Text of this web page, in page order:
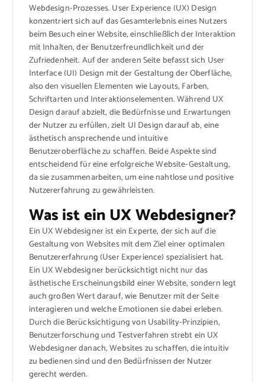
Webdesign-Prozesses. User Experience (UX) Design
konzentriert sich auf das Gesamterlebnis eines Nutzers
beim Besuch einer Website, einschließlich der Interaktion
mit Inhalten, der Benutzerfreundlichkeit und der
Zufriedenheit. Auf der anderen Seite befasst sich User
Interface (UI) Design mit der Gestaltung der Oberfläche,
also den visuellen Elementen wie Layouts, Farben,
Schriftarten und Interaktionselementen. Während UX
Design darauf abzielt, die Bedürfnisse und Erwartungen
der Nutzer zu erfüllen, zielt UI Design darauf ab, eine
ästhetisch ansprechende und intuitive
Benutzeroberfläche zu schaffen. Beide Aspekte sind
entscheidend für eine erfolgreiche Website-Gestaltung,
da sie zusammenarbeiten, um eine nahtlose und positive
Nutzererfahrung zu gewährleisten.
Was ist ein UX Webdesigner?
Ein UX Webdesigner ist ein Experte, der sich auf die
Gestaltung von Websites mit dem Ziel einer optimalen
Benutzererfahrung (User Experience) spezialisiert hat.
Ein UX Webdesigner berücksichtigt nicht nur das
ästhetische Erscheinungsbild einer Website, sondern legt
auch großen Wert darauf, wie Benutzer mit der Seite
interagieren und welche Emotionen sie dabei erleben.
Durch die Berücksichtigung von Usability-Prinzipien,
Benutzerforschung und Testverfahren strebt ein UX
Webdesigner danach, Websites zu schaffen, die intuitiv
zu bedienen sind und den Bedürfnissen der Nutzer
gerecht werden.